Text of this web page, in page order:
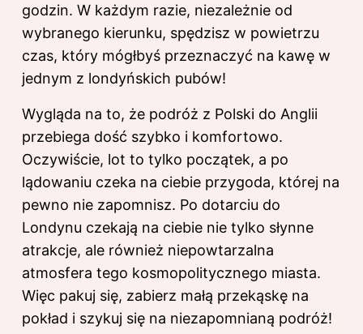
godzin. W każdym razie, niezależnie od
wybranego kierunku, spędzisz w powietrzu
czas, który mógłbyś przeznaczyć na kawę w
jednym z londyńskich pubów!
Wygląda na to, że podróż z Polski do Anglii
przebiega dość szybko i komfortowo.
Oczywiście, lot to tylko początek, a po
lądowaniu czeka na ciebie przygoda, której na
pewno nie zapomnisz. Po dotarciu do
Londynu czekają na ciebie nie tylko słynne
atrakcje, ale również niepowtarzalna
atmosfera tego kosmopolitycznego miasta.
Więc pakuj się, zabierz małą przekąskę na
pokład i szykuj się na niezapomnianą podróż!